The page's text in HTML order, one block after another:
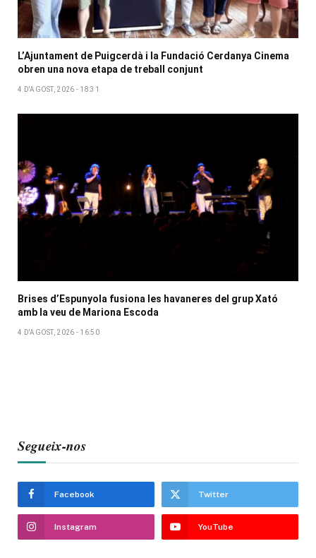
L’Ajuntament de Puigcerdà i la Fundació Cerdanya Cinema
obren una nova etapa de treball conjunt
4 D'AGOST, 2026 - 18:31
Brises d’Espunyola fusiona les havaneres del grup Xató
amb la veu de Mariona Escoda
4 D'AGOST, 2026 - 16:50
Segueix-nos
Facebook Twitter
Instagram YouTube